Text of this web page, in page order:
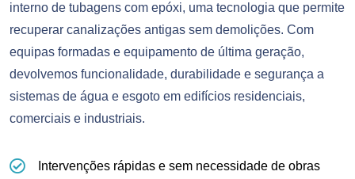
interno de tubagens com epóxi, uma tecnologia que permite
recuperar canalizações antigas sem demolições. Com
equipas formadas e equipamento de última geração,
devolvemos funcionalidade, durabilidade e segurança a
sistemas de água e esgoto em edifícios residenciais,
comerciais e industriais.
Intervenções rápidas e sem necessidade de obras